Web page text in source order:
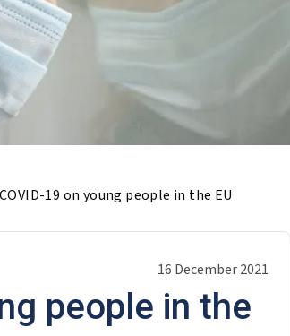
19 on young people in the EU
16 December 2021
people in the